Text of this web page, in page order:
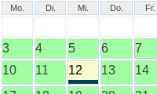
Mo. Di. Mi. Do. Fr.
3
4 5 6 7
10
11 12 13 14